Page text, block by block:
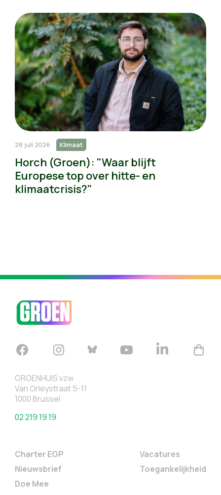
28 juli 2026 Klimaat
Horch (Groen): "Waar blijft
Europese top over hitte- en
klimaatcrisis?"
GROENHUIS vzw
Van Orleystraat 5-11
1000 Brussel
02 219 19 19
Charter EGP
Nieuwsbrief
Doe Mee
Vacatures
Toegankelijkheid